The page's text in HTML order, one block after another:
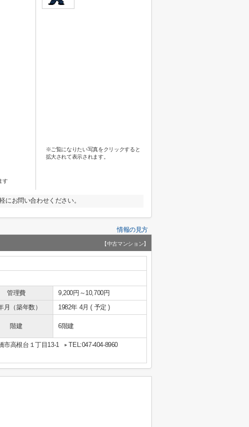
す
※ご覧になりたい写真をクリックすると
拡大されて表示されます。
にお問い合わせください。
情報の見方
【中古マンション】
管理費
9,200円～10,700円
月（築年数） 1982年 4月 ( 予定 )
階建 6階建
市高根台１丁目13-1
TEL:047-404-8960